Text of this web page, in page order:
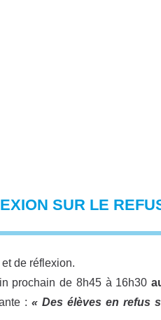
SUR LE
de réflexion.
prochain de 8h45 à 16h30
:« Des élèves en refus